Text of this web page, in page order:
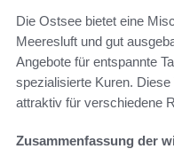
Die Ostsee bietet eine
Meeresluft und gut
Angebote für entspannte
spezialisierte Kuren.
attraktiv für verschiedene
Zusammenfassung der